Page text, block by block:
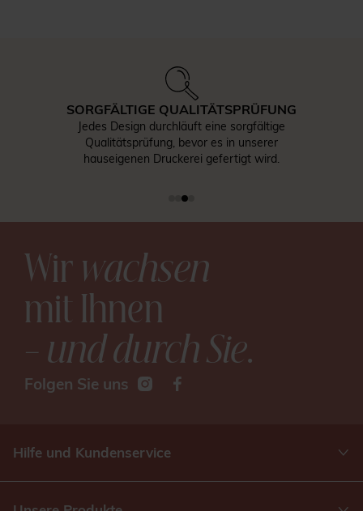
SORGFÄLTIGE QUALITÄTSPRÜFUNG
Jedes Design durchläuft eine sorgfältige
Qualitätsprüfung, bevor es in unserer
hauseigenen Druckerei gefertigt wird.
Wirwachsen
mit Ihnen
– und durch Sie.
Folgen Sie uns
Hilfe und Kundenservice